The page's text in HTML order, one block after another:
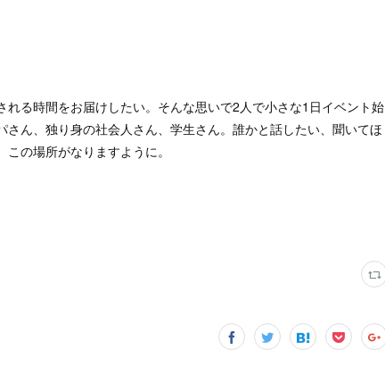
れる時間をお届けしたい。そんな思いで2人で小さな1日イベント始
ん、独り身の社会人さん、学生さん。誰かと話したい、聞いてほ
の場所がなりますように。